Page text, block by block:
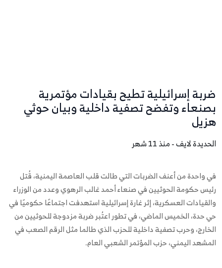
ضربة إسرائيلية تطيح بقيادات مؤتمرية
بصنعاء وتفضح تصفية داخلية وبيان حوثي
هزيل
الحديدة لايف - منذ 11 شهر
في واحدة من أعنف الضربات التي طالت قلب العاصمة اليمنية، قُتل
رئيس حكومة الحوثيين في صنعاء أحمد غالب الرهوي وعدد من الوزراء
والقيادات العسكرية، إثر غارة إسرائيلية استهدفت اجتماعًا حكوميًا في
حي حدة، الخميس الماضي، في تطور اعتُبر ضربة مزدوجة للحوثيين من
الخارج، وحرب تصفية داخلية للحزب الذي طالما مثل الرقم الصعب في
المشهد اليمني، حزب المؤتمر الشعبي العام.